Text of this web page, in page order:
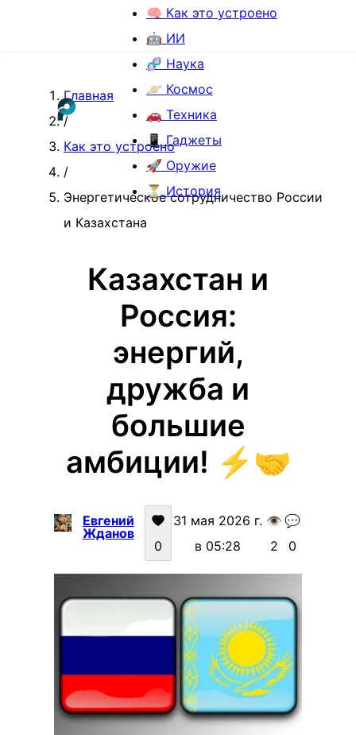
🧠 Как это устроено
🤖 ИИ
🧬 Наука
🪐 Космос
🚗 Техника
📱 Гаджеты
🚀 Оружие
⏳ История
Главная
/
Как это устроено
/
Энергетическое сотрудничество России
и Казахстана
Казахстан и
Россия:
энергий,
дружба и
большие
амбиции! ⚡️🤝
Евгений
Жданов
0
31 мая 2026 г.
в 05:28
👁️
2
💬
0